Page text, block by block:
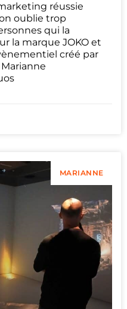
réussie
oublie trop
qui la
la marque JOKO et
créé par
MARIANNE